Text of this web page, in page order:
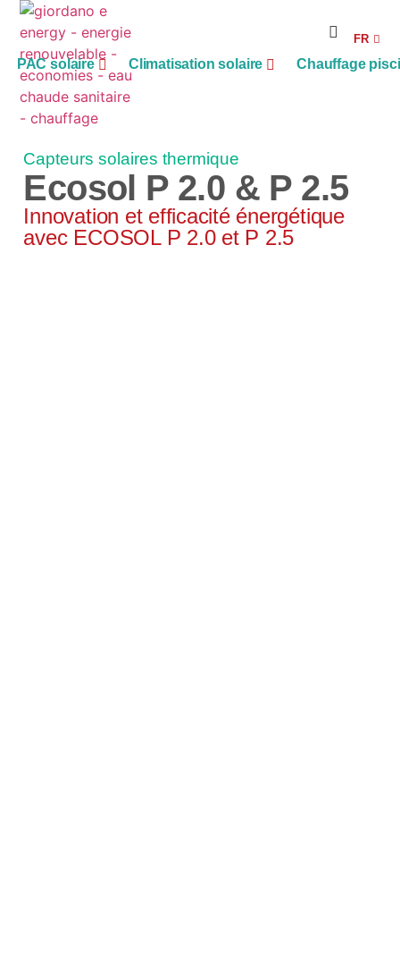
PAC solaire Climatisation solaire Chauffage
FR
AG
Capteurs solaires thermique
Ecosol P 2.0 & P 2.5
Innovation et efficacité énergétique
avec ECOSOL P 2.0 et P 2.5